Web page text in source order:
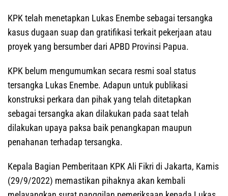
KPK telah menetapkan Lukas Enembe sebagai tersangka
kasus dugaan suap dan gratifikasi terkait pekerjaan atau
proyek yang bersumber dari APBD Provinsi Papua.
KPK belum mengumumkan secara resmi soal status
tersangka Lukas Enembe. Adapun untuk publikasi
konstruksi perkara dan pihak yang telah ditetapkan
sebagai tersangka akan dilakukan pada saat telah
dilakukan upaya paksa baik penangkapan maupun
penahanan terhadap tersangka.
Kepala Bagian Pemberitaan KPK Ali Fikri di Jakarta, Kamis
(29/9/2022) memastikan pihaknya akan kembali